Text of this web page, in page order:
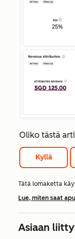
Oliko tästä
Kyllä
Tätä lomaketta
Lue, miten saat
Asiaan